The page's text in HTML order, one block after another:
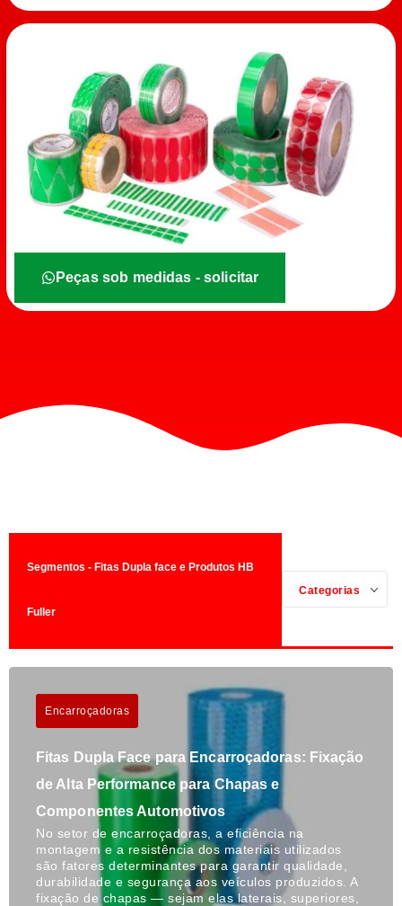
Peças sob medidas - solicitar
Segmentos - Fitas Dupla face e Produtos HB
Fuller
Categorias
Encarroçadoras
Fitas Dupla Face para Encarroçadoras: Fixação
de Alta Performance para Chapas e
Componentes Automotivos
No setor de encarroçadoras, a eficiência na
montagem e a resistência dos materiais utilizados
são fatores determinantes para garantir qualidade,
durabilidade e segurança aos veículos produzidos. A
fixação de chapas — sejam elas laterais, superiores,